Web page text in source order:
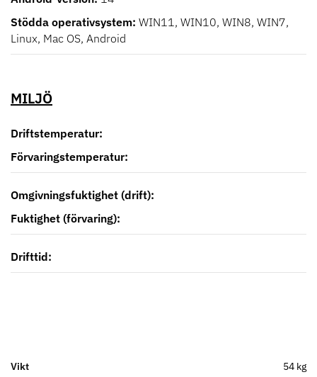
Stödda operativsystem WIN11, WIN10, WIN8, WIN7,
Linux, Mac OS, Android
MILJÖ
Driftstemperatur
Förvaringstemperatur
Omgivningsfuktighet (drift)
Fuktighet (förvaring)
Drifttid
Vikt 54 kg